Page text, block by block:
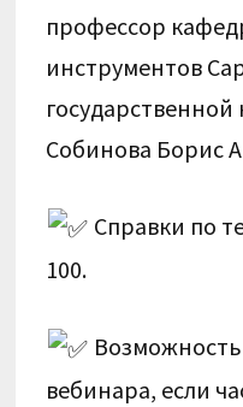
профессор
инструментов
Собинова Борис
Справки по
100.
вебинара, если